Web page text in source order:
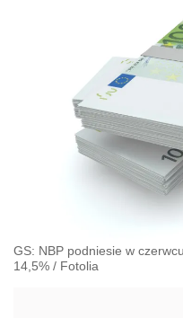
GS: NBP podniesie w
14,5% / Fotolia